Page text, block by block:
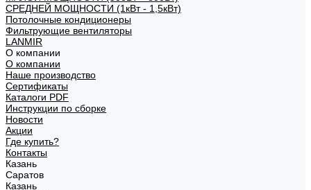
СРЕДНЕЙ МОЩНОСТИ (1кВт - 1,5кВт)
Потолочные кондиционеры
Фильтрующие вентиляторы
LANMIR
О компании
О компании
Наше производство
Сертификаты
Каталоги PDF
Инструкции по сборке
Новости
Акции
Где купить?
Контакты
Казань
Саратов
Казань